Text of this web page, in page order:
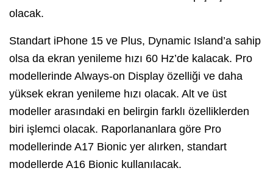
olacak.
Standart iPhone 15 ve Plus, Dynamic Island’a sahip
olsa da ekran yenileme hızı 60 Hz’de kalacak. Pro
modellerinde Always-on Display özelliği ve daha
yüksek ekran yenileme hızı olacak. Alt ve üst
modeller arasındaki en belirgin farklı özelliklerden
biri işlemci olacak. Raporlananlara göre Pro
modellerinde A17 Bionic yer alırken, standart
modellerde A16 Bionic kullanılacak.